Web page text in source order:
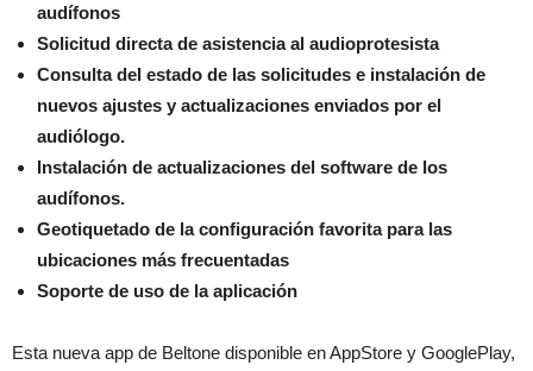
audífonos
Solicitud directa de asistencia al audioprotesista
Consulta del estado de las solicitudes e instalación de
nuevos ajustes y actualizaciones enviados por el
audiólogo.
Instalación de actualizaciones del software de los
audífonos.
Geotiquetado de la configuración favorita para las
ubicaciones más frecuentadas
Soporte de uso de la aplicación
Esta nueva app de Beltone disponible en AppStore y GooglePlay,